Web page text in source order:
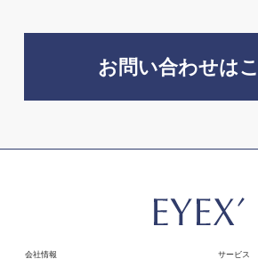
お問い合わせは
会社情報 サービス